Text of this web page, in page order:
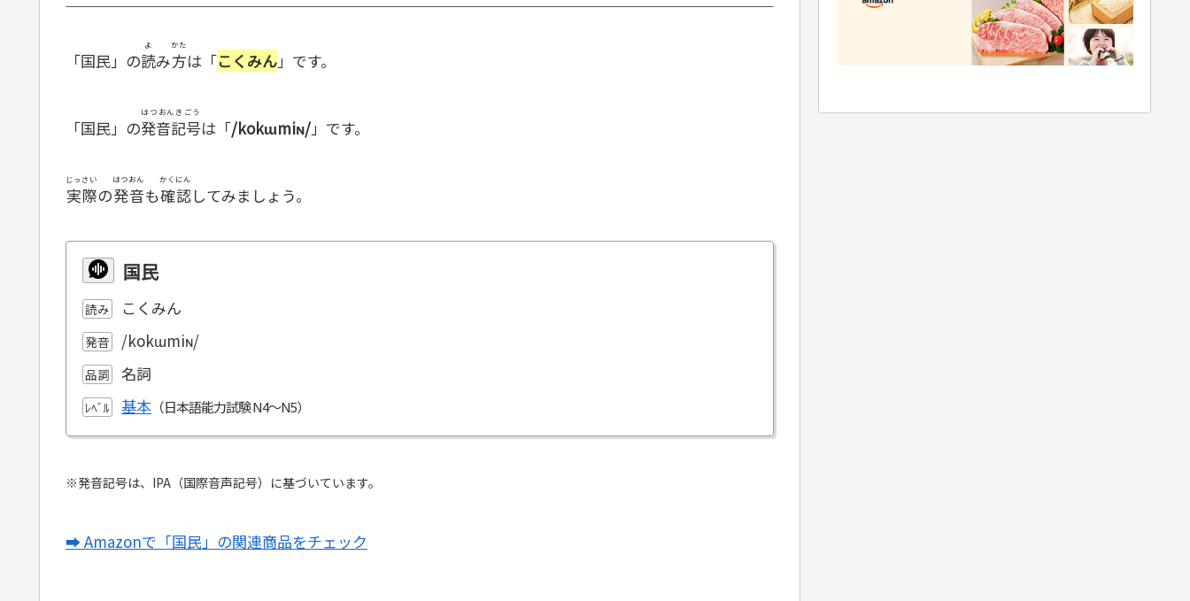
「国民」の読
よ
み方
かた
は「こくみん」です。
「国民」の発音記号
はつおんきごう
は「/kokɯmiɴ/」です。
実際
じっさい
の発音
はつおん
も確認
かくにん
してみましょう。
国民
読み こくみん
発音 /kokɯmiɴ/
品詞 名詞
ﾚﾍﾞﾙ 基本
※発音記号は、IPA（国際音声記号）に基づいています。
➡ Amazonで「国民」の関連商品をチェック